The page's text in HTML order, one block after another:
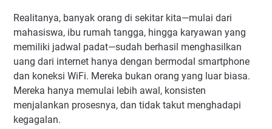
4. Takut Promosi
5. Tidak Konsisten dengan Konten atau Komunikasi
Cara Memilih Bisnis Online yang Tepat untuk Kamu
15 Ide Bisnis Online untuk Pemula yang Bisa Dimulai
Sekarang
1. Affiliate Marketing — Komisi Tanpa Stok Barang
2. Jualan Produk Digital — Kerja Sekali, Jual Berkali-kali
Realitanya, banyak orang di sekitar kita—mulai dari
mahasiswa, ibu rumah tangga, hingga karyawan yang
memiliki jadwal padat—sudah berhasil menghasilkan
uang dari internet hanya dengan bermodal smartphone
dan koneksi WiFi. Mereka bukan orang yang luar biasa.
Mereka hanya memulai lebih awal, konsisten
menjalankan prosesnya, dan tidak takut menghadapi
kegagalan.